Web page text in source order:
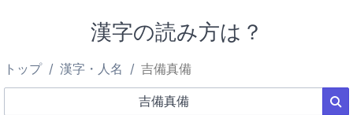
漢字の読み方は？
トップ 漢字・人名 吉備真備